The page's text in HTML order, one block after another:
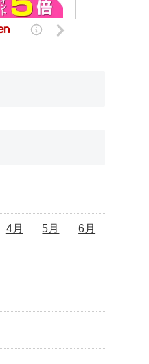
4月 5月 6月